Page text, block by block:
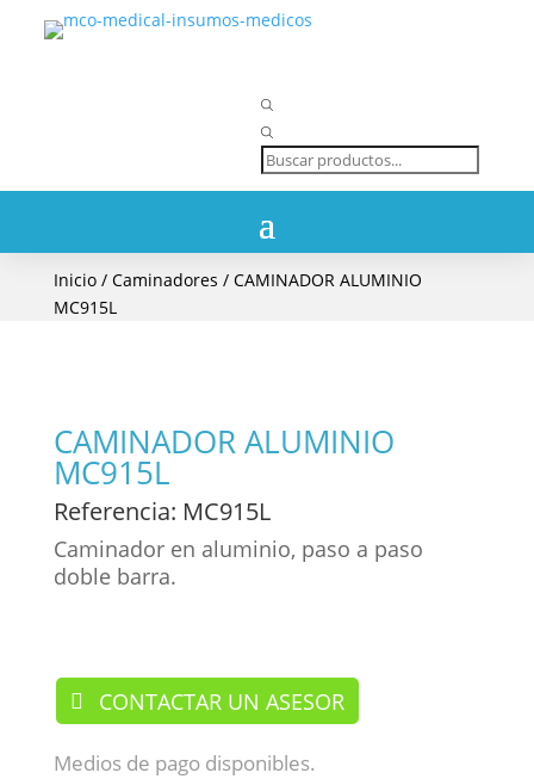
Búsqueda
de
Inicio/ Caminadores / CAMINADOR ALUMINIO
MC915L
CAMINADOR ALUMINIO
MC915L
Referencia: MC915L
Caminador en aluminio, paso a paso
doble barra.
CONTACTAR UN ASESOR
Medios de pago disponibles.